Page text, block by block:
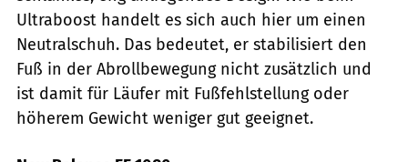
Ultraboost handelt es sich auch hier um einen
Neutralschuh. Das bedeutet, er stabilisiert den
Fuß in der Abrollbewegung nicht zusätzlich und
ist damit für Läufer mit Fußfehlstellung oder
höherem Gewicht weniger gut geeignet.